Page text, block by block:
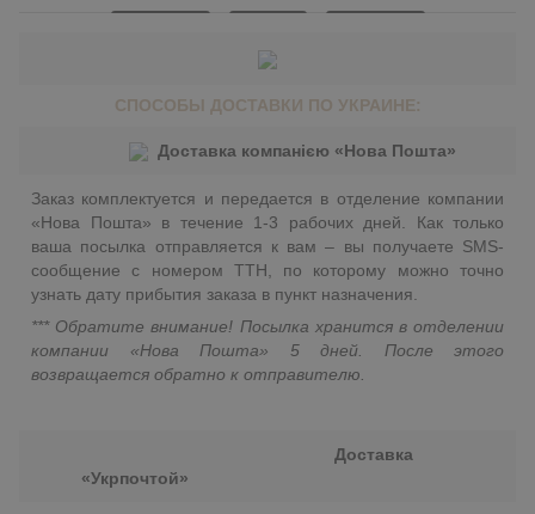
СПОСОБЫ ДОСТАВКИ ПО УКРАИНЕ:
Доставка компанією «Нова Пошта»
Заказ комплектуется и передается в отделение компании
«Нова Пошта» в течение 1-3 рабочих дней. Как только
ваша посылка отправляется к вам – вы получаете SMS-
сообщение с номером ТТН, по которому можно точно
узнать дату прибытия заказа в пункт назначения.
*** Обратите внимание! Посылка хранится в отделении
компании «Нова Пошта» 5 дней. После этого
возвращается обратно к отправителю.
Доставка
«Укрпочтой»